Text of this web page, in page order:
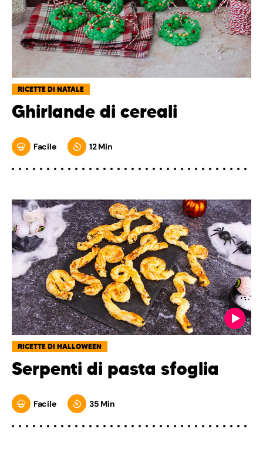
RICETTE DI NATALE
Ghirlande di cereali
Facile 12 Min
RICETTE DI HALLOWEEN
Serpenti di pasta sfoglia
Facile 35 Min